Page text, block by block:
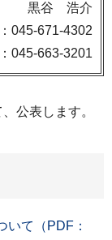
黒谷 浩介
045-671-4302
045-663-3201
公表します。
いて（PDF：